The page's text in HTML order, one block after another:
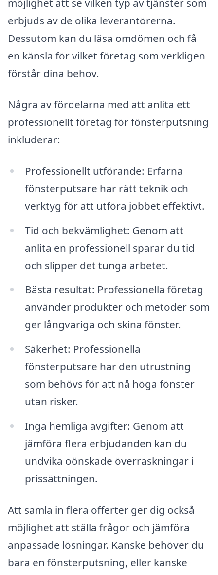
möjlighet att se vilken typ av tjänster som
erbjuds av de olika leverantörerna.
Dessutom kan du läsa omdömen och få
en känsla för vilket företag som verkligen
förstår dina behov.
Några av fördelarna med att anlita ett
professionellt företag för fönsterputsning
inkluderar:
Professionellt utförande: Erfarna
fönsterputsare har rätt teknik och
verktyg för att utföra jobbet effektivt.
Tid och bekvämlighet: Genom att
anlita en professionell sparar du tid
och slipper det tunga arbetet.
Bästa resultat: Professionella företag
använder produkter och metoder som
ger långvariga och skina fönster.
Säkerhet: Professionella
fönsterputsare har den utrustning
som behövs för att nå höga fönster
utan risker.
Inga hemliga avgifter: Genom att
jämföra flera erbjudanden kan du
undvika oönskade överraskningar i
prissättningen.
Att samla in flera offerter ger dig också
möjlighet att ställa frågor och jämföra
anpassade lösningar. Kanske behöver du
bara en fönsterputsning, eller kanske